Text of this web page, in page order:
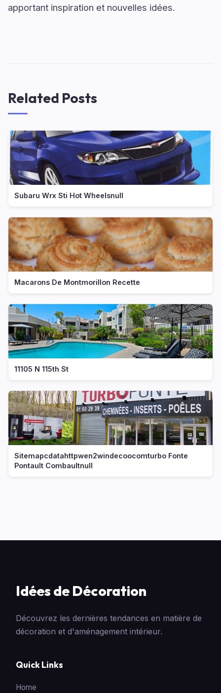
apportant inspiration et nouvelles idées.
Related Posts
Subaru Wrx Sti Hot Wheelsnull
Macarons De Montmorillon Recette
11105 N 115th St
Sitemapcdatahttpwen2windecoocomturbo Fonte
Pontault Combaultnull
Idées de Décoration
Découvrez les dernières tendances en matière de
décoration et d'aménagement intérieur.
Quick Links
Home